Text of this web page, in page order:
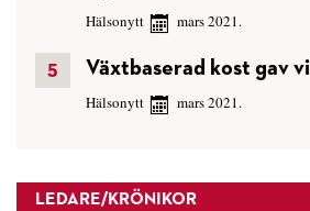
Hälsonytt mars 2021.
Växtbaserad kost gav
Hälsonytt mars 2021.
LEDARE/KRÖNIKOR